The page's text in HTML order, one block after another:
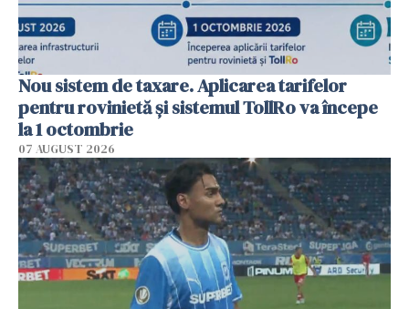
Nou sistem de taxare. Aplicarea tarifelor
pentru rovinietă şi sistemul TollRo va începe
la 1 octombrie
07 AUGUST 2026